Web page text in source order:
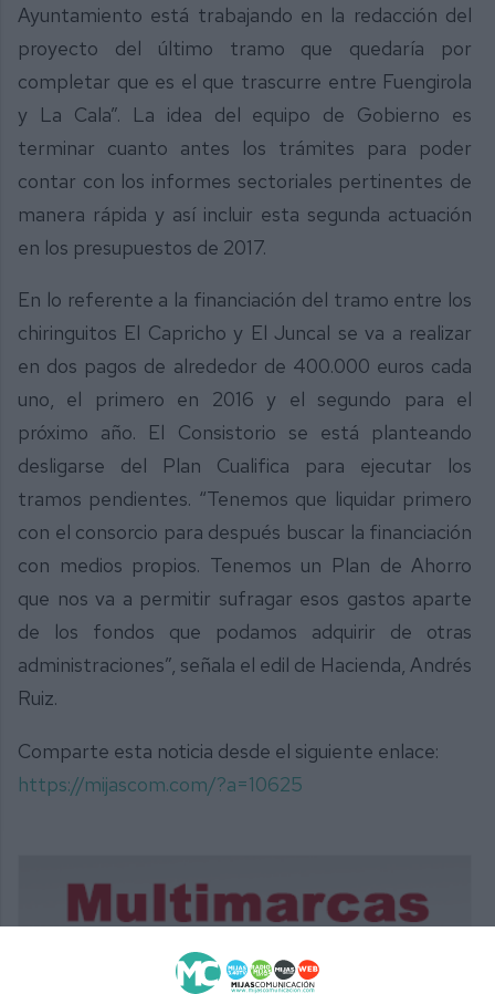
Ayuntamiento está trabajando en la redacción del
proyecto del último tramo que quedaría por
completar que es el que trascurre entre Fuengirola
y La Cala”. La idea del equipo de Gobierno es
terminar cuanto antes los trámites para poder
contar con los informes sectoriales pertinentes de
manera rápida y así incluir esta segunda actuación
en los presupuestos de 2017.
En lo referente a la financiación del tramo entre los
chiringuitos El Capricho y El Juncal se va a realizar
en dos pagos de alrededor de 400.000 euros cada
uno, el primero en 2016 y el segundo para el
próximo año. El Consistorio se está planteando
desligarse del Plan Cualifica para ejecutar los
tramos pendientes. “Tenemos que liquidar primero
con el consorcio para después buscar la financiación
con medios propios. Tenemos un Plan de Ahorro
que nos va a permitir sufragar esos gastos aparte
de los fondos que podamos adquirir de otras
administraciones”, señala el edil de Hacienda, Andrés
Ruiz.
Comparte esta noticia desde el siguiente enlace:
https://mijascom.com/?a=10625